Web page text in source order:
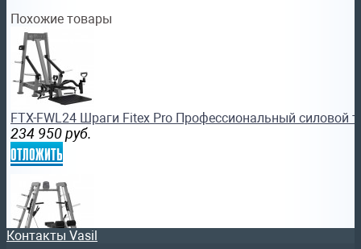
Похожие товары
FTX-FWL24 Шраги Fitex Pro Профессиональный силовой
234 950 руб.
отложить
Контакты Vasil